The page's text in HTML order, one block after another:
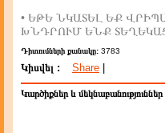
• ԵԹԵ ՆԿԱՏԵԼ ԵՔ
ԽՆԴՐՈՒՄ ԵՆՔ
Դիտումների քանակը: 3783
Կիսվել : Share
Կարծիքներ և մեկնաբանություններ